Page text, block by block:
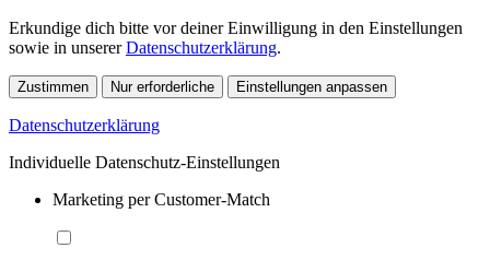
Erkundige dich bitte vor deiner Einwilligung in den Einstellungen
sowie in unsererDatenschutzerklärung.
Zustimmen Nur erforderliche Einstellungen anpassen
Datenschutzerklärung
Individuelle Datenschutz-Einstellungen
Marketing per Customer-Match